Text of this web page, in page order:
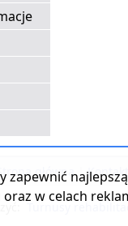
główna |
Turnusy
zapewnić
w celach